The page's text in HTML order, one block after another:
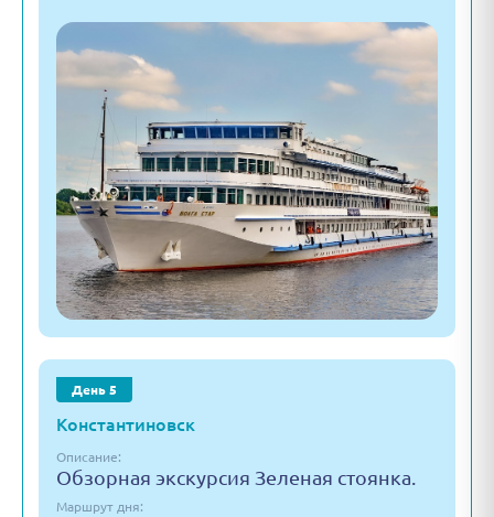
День 5
Константиновск
Описание:
Обзорная экскурсия Зеленая стоянка.
Маршрут дня: